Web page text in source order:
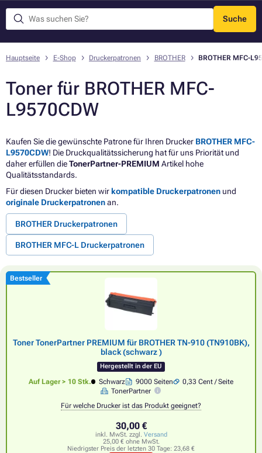
Suche
Menü
Hauptseite E-Shop Druckerpatronen BROTHER BROTHER MFC-
Toner für BROTHER MFC-
L9570CDW
Kaufen Sie die gewünschte Patrone für Ihren Drucker BROTHER MFC-
L9570CDW! Die Druckqualitätssicherung hat für uns Priorität und
daher erfüllen dieTonerPartner-PREMIUM Artikel hohe
Qualitätsstandards.
Für diesen Drucker bieten wir kompatible Druckerpatronen und
originale Druckerpatronenan.
BROTHER Druckerpatronen
BROTHER MFC-L Druckerpatronen
Bestseller
Toner TonerPartner PREMIUM für BROTHER TN-910 (TN910BK),
black (schwarz )
Hergestellt in der EU
Auf Lager > 10 Stk. Schwarz 9000 Seiten
0,33 Cent / Seite
TonerPartner
Für welche Drucker ist das Produkt geeignet?
30,00 €
inkl. MwSt. zzgl. Versand
25,00 € ohne MwSt.
Niedrigster Preis der letzten 30 Tage: 23,68 €